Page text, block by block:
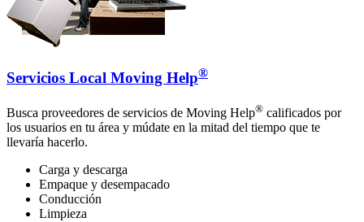
Servicios Local Moving Help®
Busca proveedores de servicios de Moving Help® calificados por
los usuarios en tu área y múdate en la mitad del tiempo que te
llevaría hacerlo.
Carga y descarga
Empaque y desempacado
Conducción
Limpieza